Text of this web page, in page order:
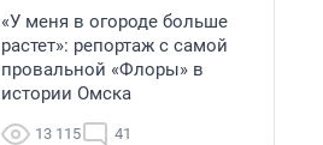
«У меня в огороде больше
растет»: репортаж с самой
провальной «Флоры» в
истории Омска
13 115 41